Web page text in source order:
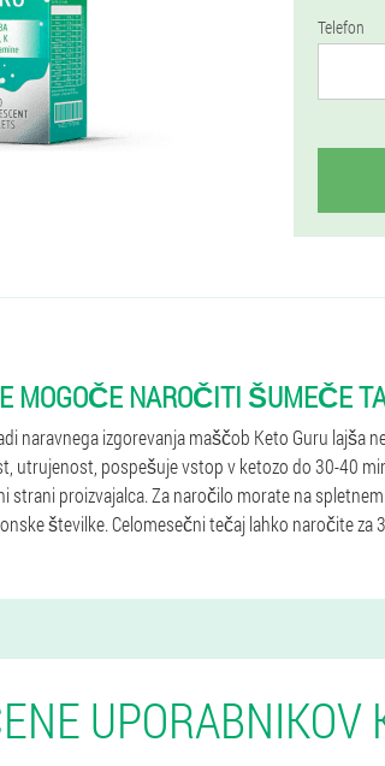
Telefon
MOGOČE NAROČITI ŠUMEČE
naravnega izgorevanja maščob Keto Guru lajša
utrujenost, pospešuje vstop v ketozo do 30-40
strani proizvajalca. Za naročilo morate na
številke. Celomesečni tečaj lahko naročite za
UPORABNIKOV